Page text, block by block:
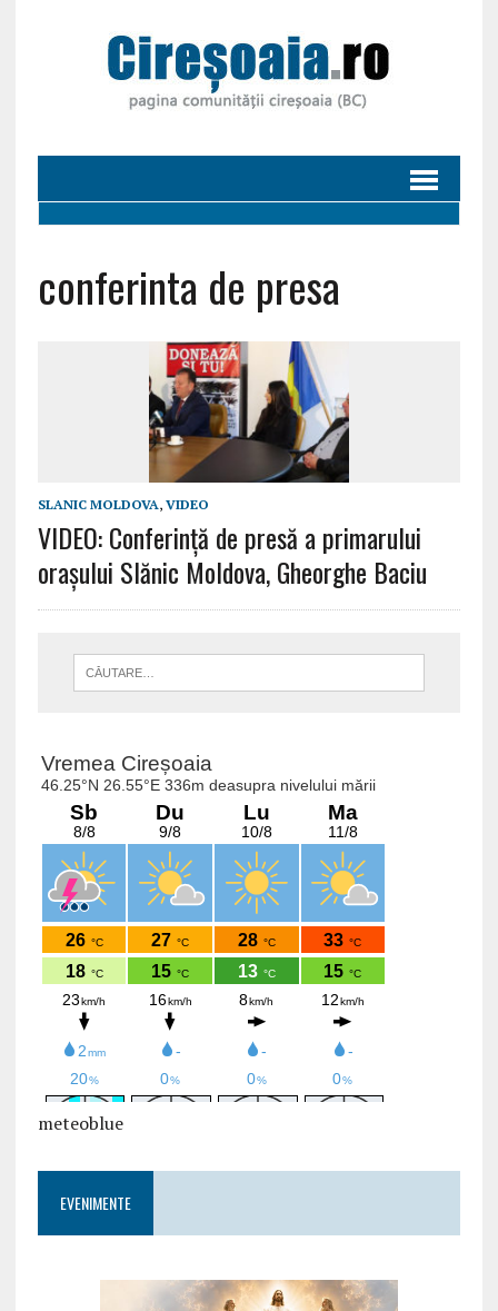
conferinta de presa
SLANIC MOLDOVA, VIDEO
VIDEO: Conferință de presă a primarului
orașului Slănic Moldova, Gheorghe Baciu
meteoblue
EVENIMENTE